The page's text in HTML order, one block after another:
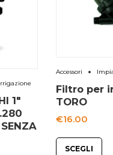
1″
Accessori
Filtro per
TORO
€16.00
SCEGLI